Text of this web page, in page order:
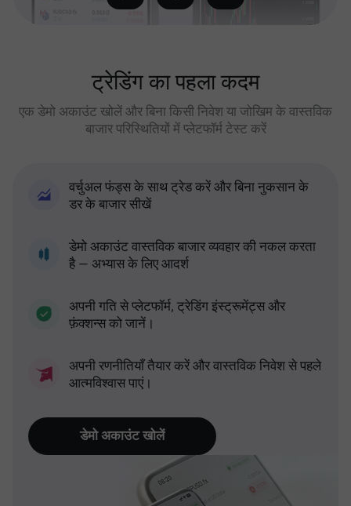
ट्रेडिंग का पहला कदम
एक डेमो अकाउंट खोलें और बिना किसी निवेश या जोखिम के वास्तविक
बाजार परिस्थितियों में प्लेटफॉर्म टेस्ट करें
वर्चुअल फंड्स के साथ ट्रेड करें और बिना नुकसान के
डर के बाजार सीखें
डेमो अकाउंट वास्तविक बाजार व्यवहार की नकल करता
है — अभ्यास के लिए आदर्श
अपनी गति से प्लेटफॉर्म, ट्रेडिंग इंस्ट्रूमेंट्स और
फ़ंक्शन्स को जानें।
अपनी रणनीतियाँ तैयार करें और वास्तविक निवेश से पहले
आत्मविश्वास पाएं।
डेमो अकाउंट खोलें